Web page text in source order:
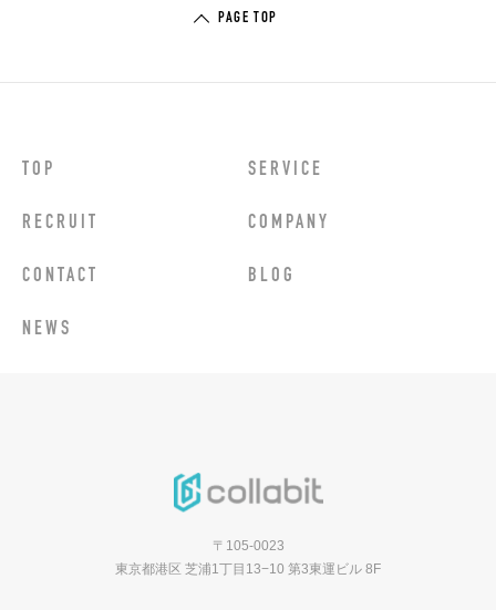
PAGE TOP
TOP SERVICE
RECRUIT COMPANY
CONTACT BLOG
NEWS
〒105-0023
東京都港区 芝浦1丁目13−10 第3東運ビル 8F